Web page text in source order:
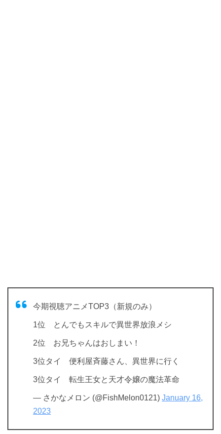
今期視聴アニメTOP3（新規のみ）
1位 とんでもスキルで異世界放浪メシ
2位 お兄ちゃんはおしまい！
3位タイ 便利屋斉藤さん、異世界に行く
3位タイ 転生王女と天才令嬢の魔法革命
— さかなメロン (@FishMelon0121) January 16,
2023